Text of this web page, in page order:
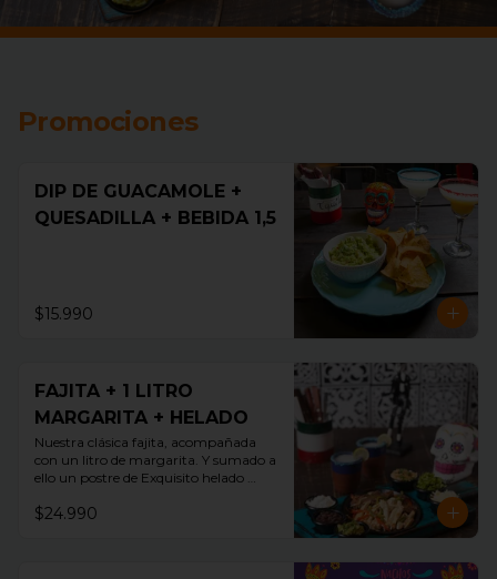
Promociones
DIP DE GUACAMOLE +
QUESADILLA + BEBIDA 1,5
$15.990
FAJITA + 1 LITRO
MARGARITA + HELADO
Nuestra clásica fajita, acompañada
con un litro de margarita. Y sumado a
ello un postre de Exquisito helado
$24.990